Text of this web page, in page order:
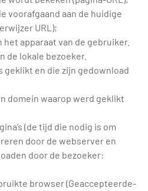
voorafgaand aan de huidige
URL);
apparaat van de gebruiker.
de lokale bezoeker.
geklikt en die zijn gedownload
domein waarop werd geklikt
(de tijd die nodig is om
door de webserver en
door de bezoeker:
browser (Geaccepteerde-